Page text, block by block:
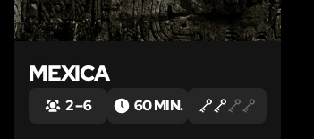
MEXICA
2 – 6 60 MIN.